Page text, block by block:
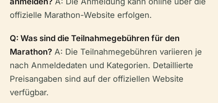
offizielle Marathon-Website erfolgen.
Q: Was sind die Teilnahmegebühren für den
Marathon? A: Die Teilnahmegebühren variieren je
nach Anmeldedaten und Kategorien. Detaillierte
Preisangaben sind auf der offiziellen Website
verfügbar.